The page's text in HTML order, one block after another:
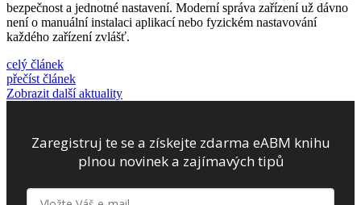
bezpečnost a jednotné nastavení. Moderní správa zařízení už dávno
není o manuální instalaci aplikací nebo fyzickém nastavování
každého zařízení zvlášť.
celý článek
přečíst článek
Zobrazit další aktuality
Zaregistruj te se a získejte zdarma eABM knihu
plnou novinek a zajímavých tipů